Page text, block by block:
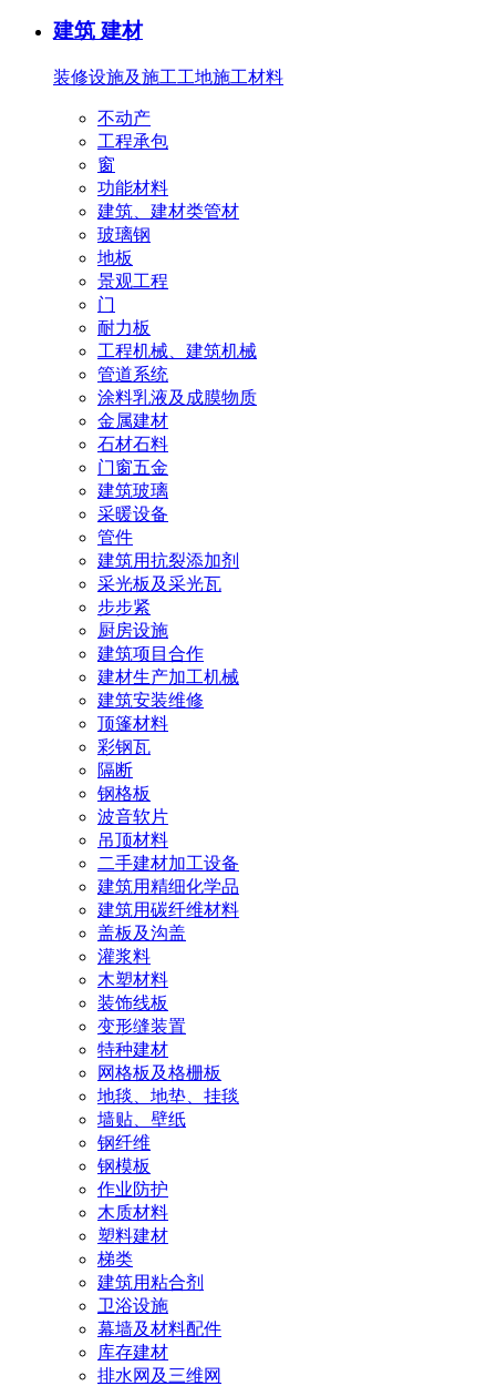
建筑 建材
装修设施及施工工地施工材料
不动产
工程承包
窗
功能材料
建筑、建材类管材
玻璃钢
地板
景观工程
门
耐力板
工程机械、建筑机械
管道系统
涂料乳液及成膜物质
金属建材
石材石料
门窗五金
建筑玻璃
采暖设备
管件
建筑用抗裂添加剂
采光板及采光瓦
步步紧
厨房设施
建筑项目合作
建材生产加工机械
建筑安装维修
顶篷材料
彩钢瓦
隔断
钢格板
波音软片
吊顶材料
二手建材加工设备
建筑用精细化学品
建筑用碳纤维材料
盖板及沟盖
灌浆料
木塑材料
装饰线板
变形缝装置
特种建材
网格板及格栅板
地毯、地垫、挂毯
墙贴、壁纸
钢纤维
钢模板
作业防护
木质材料
塑料建材
梯类
建筑用粘合剂
卫浴设施
幕墙及材料配件
库存建材
排水网及三维网